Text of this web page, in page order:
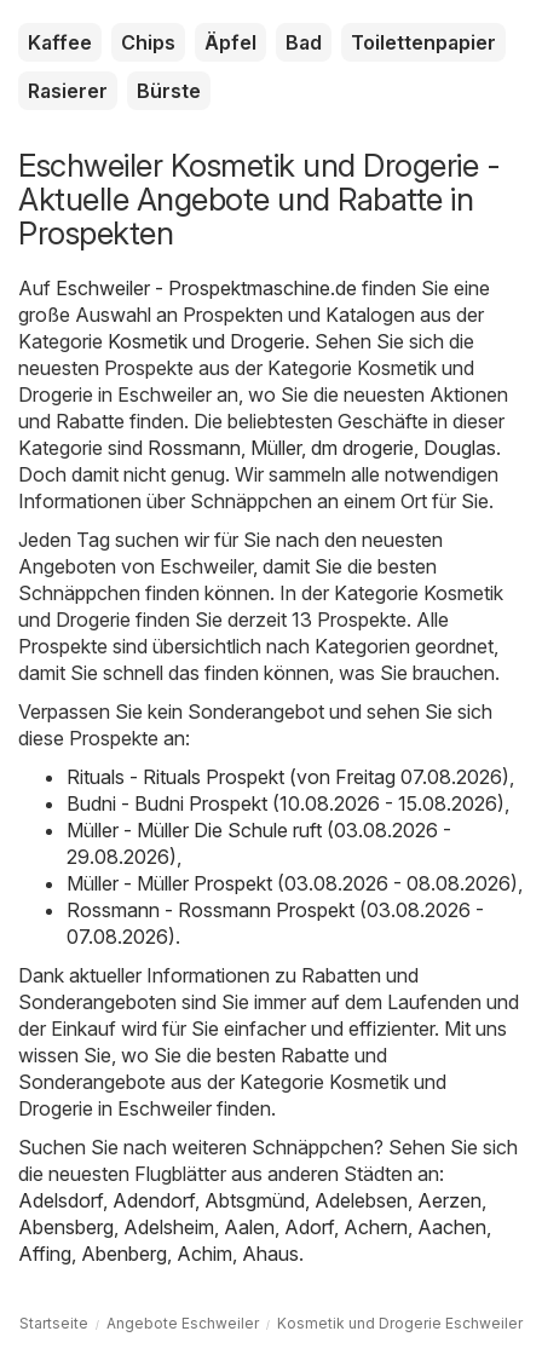
Kaffee Chips Äpfel Bad
Toilettenpapier
Rasierer
Bürste
Eschweiler Kosmetik und Drogerie -
Aktuelle Angebote und Rabatte in
Prospekten
Auf Eschweiler - Prospektmaschine.de finden Sie eine
große Auswahl an Prospekten und Katalogen aus der
Kategorie Kosmetik und Drogerie. Sehen Sie sich die
neuesten Prospekte aus der Kategorie Kosmetik und
Drogerie in Eschweiler an, wo Sie die neuesten Aktionen
und Rabatte finden. Die beliebtesten Geschäfte in dieser
Kategorie sind Rossmann, Müller, dm drogerie, Douglas.
Doch damit nicht genug. Wir sammeln alle notwendigen
Informationen über Schnäppchen an einem Ort für Sie.
Jeden Tag suchen wir für Sie nach den neuesten
Angeboten von Eschweiler, damit Sie die besten
Schnäppchen finden können. In der Kategorie Kosmetik
und Drogerie finden Sie derzeit 13 Prospekte. Alle
Prospekte sind übersichtlich nach Kategorien geordnet,
damit Sie schnell das finden können, was Sie brauchen.
Verpassen Sie kein Sonderangebot und sehen Sie sich
diese Prospekte an:
Rituals - Rituals Prospekt (von Freitag 07.08.2026),
Budni - Budni Prospekt (10.08.2026 - 15.08.2026),
Müller - Müller Die Schule ruft (03.08.2026 -
29.08.2026),
Müller - Müller Prospekt (03.08.2026 - 08.08.2026),
Rossmann - Rossmann Prospekt (03.08.2026 -
07.08.2026).
Dank aktueller Informationen zu Rabatten und
Sonderangeboten sind Sie immer auf dem Laufenden und
der Einkauf wird für Sie einfacher und effizienter. Mit uns
wissen Sie, wo Sie die besten Rabatte und
Sonderangebote aus der Kategorie Kosmetik und
Drogerie in Eschweiler finden.
Suchen Sie nach weiteren Schnäppchen? Sehen Sie sich
die neuesten Flugblätter aus anderen Städten an:
Adelsdorf, Adendorf, Abtsgmünd, Adelebsen, Aerzen,
Abensberg, Adelsheim, Aalen, Adorf, Achern, Aachen,
Affing, Abenberg, Achim, Ahaus.
Startseite Angebote Eschweiler Kosmetik und Drogerie Eschweiler